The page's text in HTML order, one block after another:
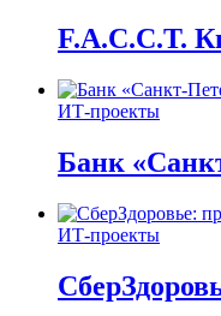
F.A.C.C.T.
ИТ-проекты
Банк
ИТ-проекты